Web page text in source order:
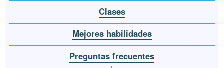
Clases
Mejores habilidades
Preguntas frecuentes